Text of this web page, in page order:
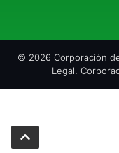
© 2026 Corporación
Legal.